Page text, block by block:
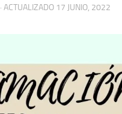
· ACTUALIZADO 17 JUNIO, 2022